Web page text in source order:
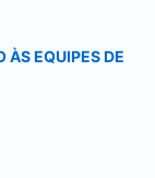
EQUIPES DE